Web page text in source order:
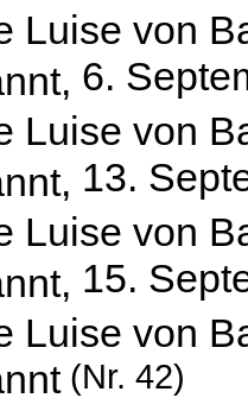
Luise von
6.
Luise von
13.
Luise von
15.
Luise von
(Nr. 42)